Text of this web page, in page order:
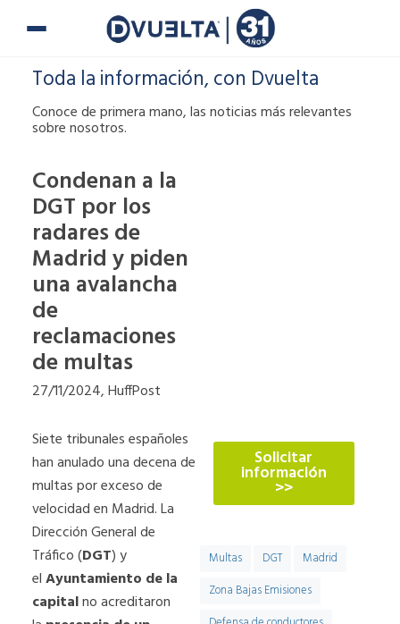
Toda la información, con Dvuelta
Conoce de primera mano, las noticias más relevantes
sobre nosotros.
Condenan a la
DGT por los
radares de
Madrid y piden
una avalancha
de
reclamaciones
de multas
27/11/2024, HuffPost
Siete tribunales españoles
han anulado una decena de
multas por exceso de
velocidad en Madrid. La
Dirección General de
Tráfico (DGT) y
elAyuntamiento de la
capitalno acreditaron
Solicitar
información
>>
Multas DGT
Madrid
Zona Bajas Emisiones